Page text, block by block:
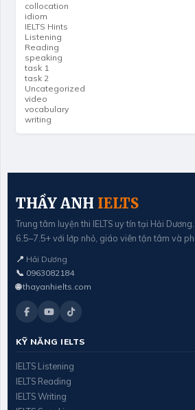
collocation
idiom
IELTS Hints
Listening
Reading
speaking
task 1
task 2
Uncategorized
video
vocabulary
writing
THẦY ANH IELTS
Trung tâm luyện thi IELTS uy tín tại Hải
6.5–7.5+ với lớp nhỏ, giáo viên tận tâm và
📍 Hải Dương
📞 0963082184
🌐 thayanhielts.com
KỸ NĂNG IELTS
IELTS Listening
IELTS Reading
IELTS Writing